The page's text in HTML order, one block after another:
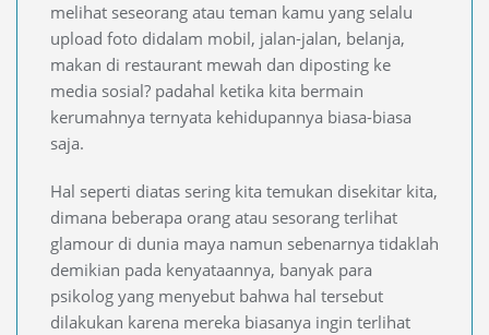
melihat seseorang atau teman kamu yang selalu
upload foto didalam mobil, jalan-jalan, belanja,
makan di restaurant mewah dan diposting ke
media sosial? padahal ketika kita bermain
kerumahnya ternyata kehidupannya biasa-biasa
saja.
Hal seperti diatas sering kita temukan disekitar kita,
dimana beberapa orang atau sesorang terlihat
glamour di dunia maya namun sebenarnya tidaklah
demikian pada kenyataannya, banyak para
psikolog yang menyebut bahwa hal tersebut
dilakukan karena mereka biasanya ingin terlihat